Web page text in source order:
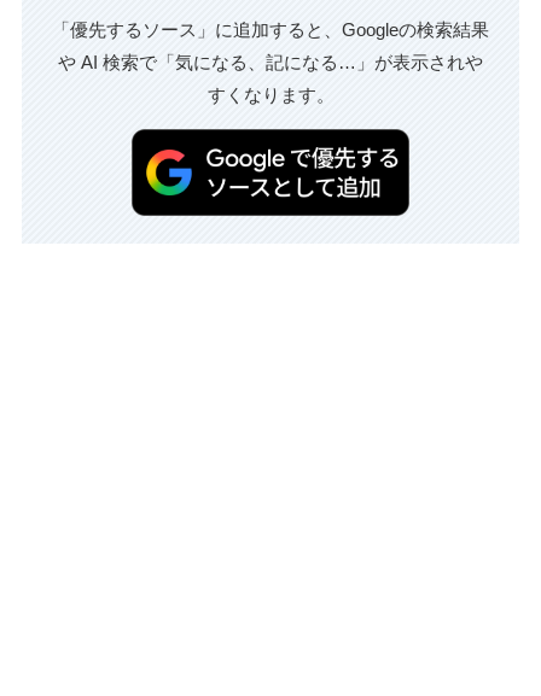
「優先するソース」に追加すると、Googleの検索結果
や AI 検索で「気になる、記になる…」が表示されや
すくなります。